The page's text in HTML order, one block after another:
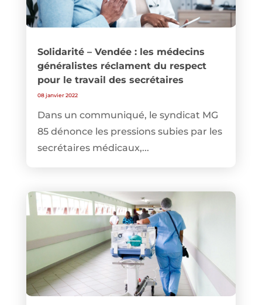
Solidarité – Vendée : les médecins
généralistes réclament du respect
pour le travail des secrétaires
08 janvier 2022
Dans un communiqué, le syndicat MG
85 dénonce les pressions subies par les
secrétaires médicaux,...